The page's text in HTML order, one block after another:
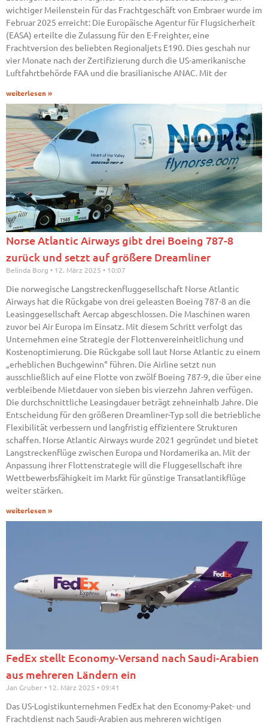
wichtiger Meilenstein für das Frachtgeschäft von Embraer wurde im
Februar 2025 erreicht: Die Europäische Agentur für Flugsicherheit
(EASA) erteilte die Zulassung für den E-Freighter, eine
Frachtversion des beliebten Regionaljets E190. Dies geschah nur
vier Monate nach der Zertifizierung durch die US-amerikanische
Luftfahrtbehörde FAA und die brasilianische ANAC. Mit der
weiterlesen »
Norse Atlantic Airways gibt drei Boeing 787-8
zurück und setzt auf größere Dreamliner
Belinda Borg 12. März 2025 10:07
Die norwegische Langstreckenfluggesellschaft Norse Atlantic
Airways hat die Rückgabe von drei geleasten Boeing 787-8 an die
Leasinggesellschaft Aercap abgeschlossen. Die Maschinen waren
zuvor bei Air Europa im Einsatz. Mit diesem Schritt verfolgt das
Unternehmen eine Strategie der Flottenvereinheitlichung und
Kostenoptimierung. Die Rückgabe soll laut Norse Atlantic zu einem
„erheblichen Buchgewinn“ führen. Die Airline setzt nun
ausschließlich auf eine Flotte von zwölf Boeing 787-9, die über eine
verbleibende Mietdauer von sieben bis vierzehn Jahren verfügen.
Die durchschnittliche Leasingdauer beträgt zehneinhalb Jahre. Die
Entscheidung für den größeren Dreamliner-Typ soll die betriebliche
Flexibilität verbessern und langfristig effizientere Strukturen
schaffen. Norse Atlantic Airways wurde 2021 gegründet und bietet
Langstreckenflüge zwischen Europa und Nordamerika an. Mit der
Anpassung ihrer Flottenstrategie will die Fluggesellschaft ihre
Wettbewerbsfähigkeit im Markt für günstige Transatlantikflüge
weiter stärken.
weiterlesen »
FedEx stellt Economy-Versand nach Saudi-Arabien
aus mehreren Ländern ein
Jan Gruber 12. März 2025 09:41
Das US-Logistikunternehmen FedEx hat den Economy-Paket- und
Frachtdienst nach Saudi-Arabien aus mehreren wichtigen